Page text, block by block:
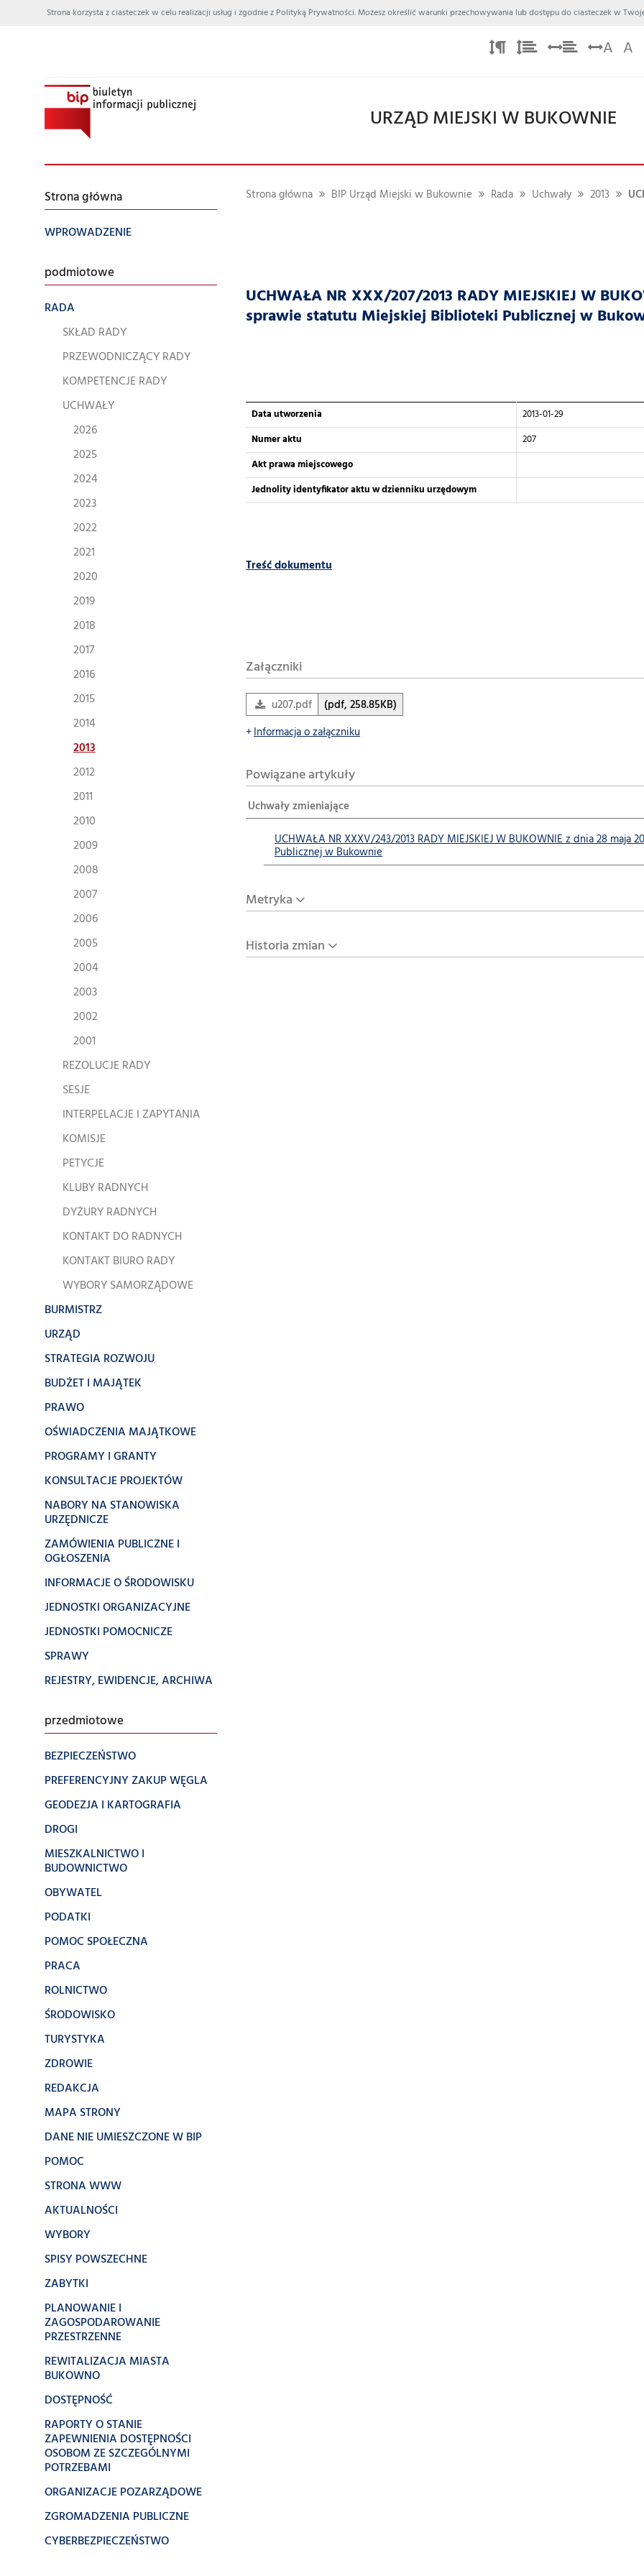
Strona korzysta z ciasteczek w celu realizacji usług i zgodnie z Polityką Prywatności. Możesz określić warunki przechowywania lub dostępu do ciasteczek w
A A
URZĄD MIEJSKI W BUKOWNIE
Strona główna
WPROWADZENIE
podmiotowe
RADA
SKŁAD RADY
PRZEWODNICZĄCY RADY
KOMPETENCJE RADY
UCHWAŁY
2026
2025
2024
2023
2022
2021
2020
2019
2018
2017
2016
2015
2014
2013
2012
2011
2010
2009
2008
2007
2006
2005
2004
2003
2002
2001
REZOLUCJE RADY
SESJE
INTERPELACJE I ZAPYTANIA
KOMISJE
PETYCJE
KLUBY RADNYCH
DYŻURY RADNYCH
KONTAKT DO RADNYCH
KONTAKT BIURO RADY
WYBORY SAMORZĄDOWE
BURMISTRZ
URZĄD
STRATEGIA ROZWOJU
BUDŻET I MAJĄTEK
PRAWO
OŚWIADCZENIA MAJĄTKOWE
PROGRAMY I GRANTY
KONSULTACJE PROJEKTÓW
NABORY NA STANOWISKA
URZĘDNICZE
ZAMÓWIENIA PUBLICZNE I
OGŁOSZENIA
INFORMACJE O ŚRODOWISKU
JEDNOSTKI ORGANIZACYJNE
JEDNOSTKI POMOCNICZE
SPRAWY
REJESTRY, EWIDENCJE, ARCHIWA
przedmiotowe
BEZPIECZEŃSTWO
PREFERENCYJNY ZAKUP WĘGLA
GEODEZJA I KARTOGRAFIA
DROGI
MIESZKALNICTWO I
BUDOWNICTWO
OBYWATEL
PODATKI
POMOC SPOŁECZNA
PRACA
ROLNICTWO
ŚRODOWISKO
TURYSTYKA
ZDROWIE
REDAKCJA
MAPA STRONY
DANE NIE UMIESZCZONE W BIP
POMOC
STRONA WWW
AKTUALNOŚCI
WYBORY
SPISY POWSZECHNE
ZABYTKI
PLANOWANIE I
ZAGOSPODAROWANIE
PRZESTRZENNE
REWITALIZACJA MIASTA
BUKOWNO
DOSTĘPNOŚĆ
RAPORTY O STANIE
ZAPEWNIENIA DOSTĘPNOŚCI
OSOBOM ZE SZCZEGÓLNYMI
POTRZEBAMI
ORGANIZACJE POZARZĄDOWE
ZGROMADZENIA PUBLICZNE
CYBERBEZPIECZEŃSTWO
Strona główna BIP Urząd Miejski w Bukownie Rada Uchwały 2013
UCHWAŁA NR XXX/207/2013 RADY MIEJSKIEJ W
sprawie statutu Miejskiej Biblioteki Publicznej w
Data utworzenia
2013-01-29
Numer aktu
207
Akt prawa miejscowego
Jednolity identyfikator aktu w dzienniku urzędowym
Treść dokumentu
Załączniki
u207.pdf
(pdf, 258.85KB)
Informacja o załączniku
Powiązane artykuły
Uchwały zmieniające
UCHWAŁA NR XXXV/243/2013 RADY MIEJSKIEJ W BUKOWNIE z dnia 28
Publicznej w Bukownie
Metryka
Historia zmian